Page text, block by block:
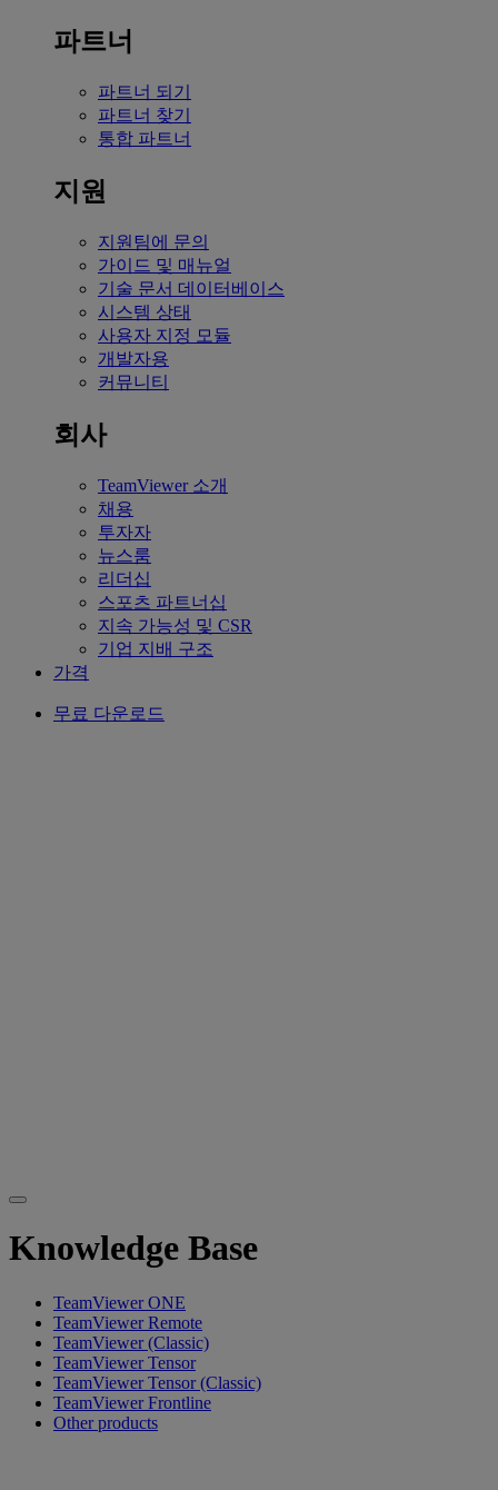
파트너
파트너 되기
파트너 찾기
통합 파트너
지원
지원팀에 문의
가이드 및 매뉴얼
기술 문서 데이터베이스
시스템 상태
사용자 지정 모듈
개발자용
커뮤니티
회사
TeamViewer 소개
채용
투자자
뉴스룸
리더십
스포츠 파트너십
지속 가능성 및 CSR
기업 지배 구조
가격
무료 다운로드
Knowledge Base
TeamViewer ONE
TeamViewer Remote
TeamViewer (Classic)
TeamViewer Tensor
TeamViewer Tensor (Classic)
TeamViewer Frontline
Other products